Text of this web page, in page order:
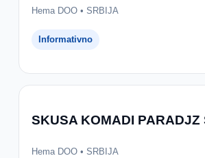
Hema DOO • SRBIJA
Informativno
SKUSA KOMADI PARADJZ
Hema DOO • SRBIJA